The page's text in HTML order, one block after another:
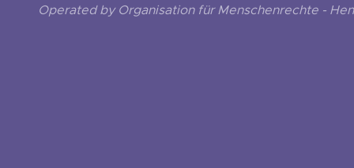
Operated by Organisation für Menschenrechte -